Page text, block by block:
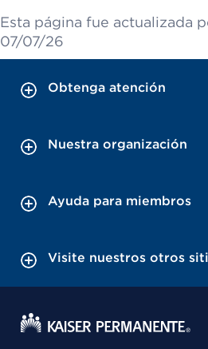
Esta página fue actualizada
07/07/26
Obtenga atención
Nuestra organización
Ayuda para miembros
Visite nuestros otros